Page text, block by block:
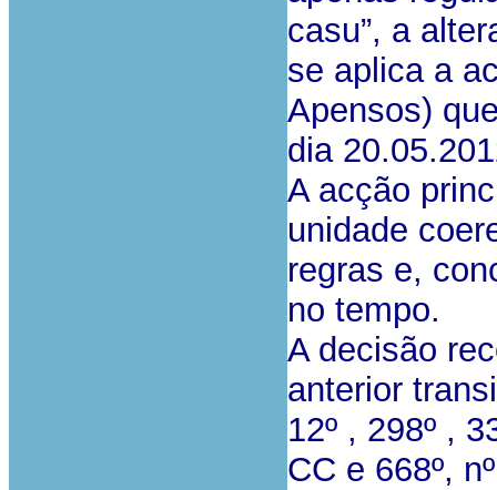
casu”, a
se aplica a
Apensos)
dia
A acção
unidade
regras e,
no tempo.
A decisão
anterior
12º , 298º ,
CC e 668º,